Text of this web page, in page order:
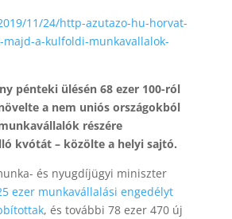
11/24/http-azutazo-hu-horvat-
a-kulfoldi-munkavallalok-
pénteki ülésén 68 ezer 100-ról
a nem uniós országokból
részére
kvótát – közölte a helyi sajtó.
és nyugdíjügyi miniszter
ezer munkavállalási engedélyt
, és további 78 ezer 470 új